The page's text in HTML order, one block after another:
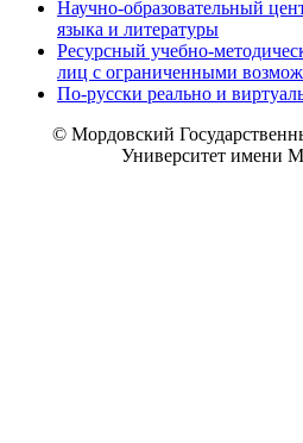
Научно-образовательный
языка и литературы
Ресурсный учебно-
лиц с ограниченными
По-русски реально и
© Мордовский
Университет имени